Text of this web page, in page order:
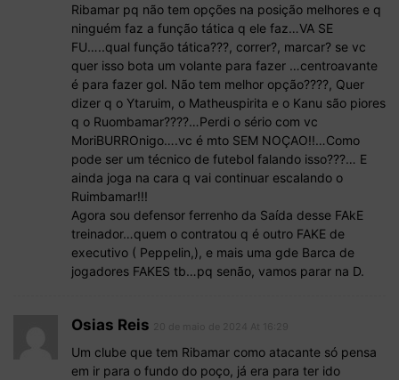
Ribamar pq não tem opções na posição melhores e q
ninguém faz a função tática q ele faz…VA SE
FU…..qual função tática???, correr?, marcar? se vc
quer isso bota um volante para fazer …centroavante
é para fazer gol. Não tem melhor opção????, Quer
dizer q o Ytaruim, o Matheuspirita e o Kanu são piores
q o Ruombamar????…Perdi o sério com vc
MoriBURROnigo….vc é mto SEM NOÇAO!!…Como
pode ser um técnico de futebol falando isso???… E
ainda joga na cara q vai continuar escalando o
Ruimbamar!!!
Agora sou defensor ferrenho da Saída desse FAkE
treinador…quem o contratou q é outro FAKE de
executivo ( Peppelin,), e mais uma gde Barca de
jogadores FAKES tb…pq senão, vamos parar na D.
Osias Reis
Um clube que tem Ribamar como atacante só pensa
em ir para o fundo do poço, já era para ter ido